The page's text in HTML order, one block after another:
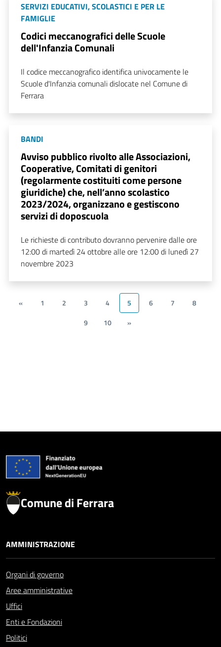
SERVIZI EDUCATIVI, SCOLASTICI E PER LE
FAMIGLIE
Codici meccanografici delle Scuole
dell'Infanzia Comunali
Il codice meccanografico identifica univocamente le
Scuole d'Infanzia comunali dislocate nel Comune di
Ferrara
BANDI
Avviso pubblico rivolto alle Associazioni,
Cooperative, Comitati di genitori
(regolarmente costituiti come persone
giuridiche) che, nell’anno scolastico
2023/2024, organizzano e gestiscono
servizi di doposcuola
Le richieste di contributo dovranno pervenire dalle ore
12:00 di martedì 24 ottobre alle ore 12:00 di lunedì 27
novembre 2023
« 1 2 3 4 5 6 7
8
9
10 »
Comune di Ferrara
AMMINISTRAZIONE
Organi di governo
Aree amministrative
Uffici
Enti e Fondazioni
Politici